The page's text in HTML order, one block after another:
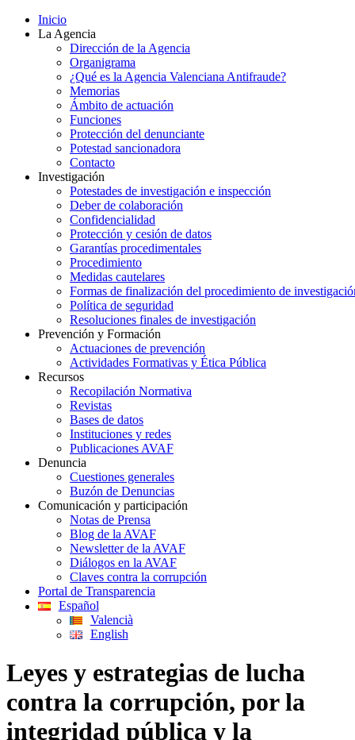
Inicio
La Agencia
Dirección de la Agencia
Organigrama
¿Qué es la Agencia Valenciana Antifraude?
Memorias
Ámbito de actuación
Funciones
Protección del denunciante
Potestad sancionadora
Contacto
Investigación
Potestades de investigación e inspección
Deber de colaboración
Confidencialidad
Protección y cesión de datos
Garantías procedimentales
Procedimiento
Medidas cautelares
Formas de finalización del procedimiento de
Política de seguridad
Resoluciones finales de investigación
Prevención y Formación
Actuaciones de prevención
Actividades Formativas y Ética Pública
Recursos
Recopilación Normativa
Revistas
Bases de datos
Instituciones y redes
Publicaciones AVAF
Denuncia
Cuestiones generales
Buzón de Denuncias
Comunicación y participación
Notas de Prensa
Blog de la AVAF
Newsletter de la AVAF
Diálogos en la AVAF
Claves contra la corrupción
Portal de Transparencia
Español
Valencià
English
Leyes y estrategias de lucha
contra la corrupción, por la
integridad pública y la